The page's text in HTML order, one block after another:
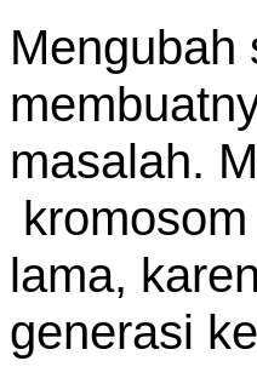
Mengubah
masalah.
lama,
generasi